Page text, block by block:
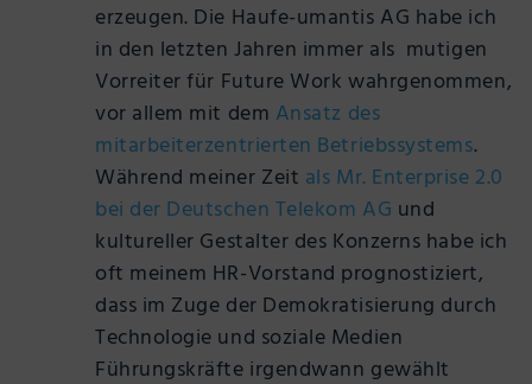
erzeugen. Die Haufe-umantis AG habe ich
in den letzten Jahren immer als mutigen
Vorreiter für Future Work wahrgenommen,
vor allem mit dem Ansatz des
mitarbeiterzentrierten Betriebssystems.
Während meiner Zeit als Mr. Enterprise 2.0
bei der Deutschen Telekom AG und
kultureller Gestalter des Konzerns habe ich
oft meinem HR-Vorstand prognostiziert,
dass im Zuge der Demokratisierung durch
Technologie und soziale Medien
Führungskräfte irgendwann gewählt